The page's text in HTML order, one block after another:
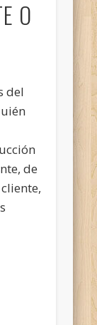
O
del
de